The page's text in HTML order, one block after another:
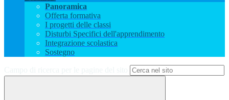
Panoramica
Offerta formativa
I progetti delle classi
Disturbi Specifici dell'apprendimento
Integrazione scolastica
Sostegno